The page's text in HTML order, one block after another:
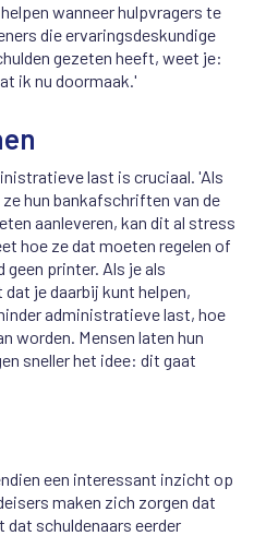
wanneer hulpvragers te
die ervaringsdeskundige
gezeten heeft, weet je:
ik nu doormaak.'
last is cruciaal. 'Als
hun bankafschriften van de
aanleveren, kan dit al stress
hoe ze dat moeten regelen of
geen printer. Als je als
je daarbij kunt helpen,
administratieve last, hoe
worden. Mensen laten hun
sneller het idee: dit gaat
een interessant inzicht op
maken zich zorgen dat
schuldenaars eerder